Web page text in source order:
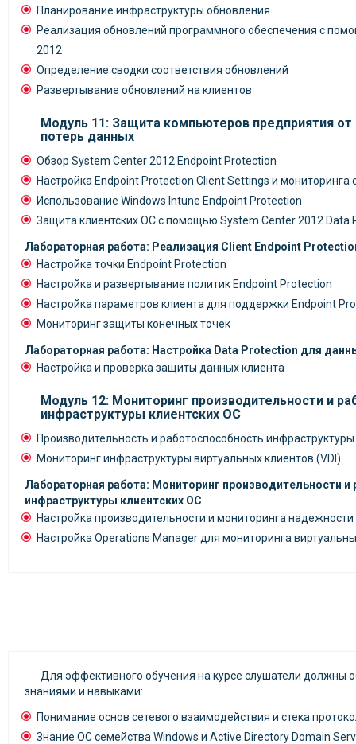
Планирование инфраструктуры обновления
Реализация обновлений программного обеспечения с
2012
Определение сводки соответствия обновлений
Развертывание обновлений на клиентов
Модуль 11: Защита компьютеров предприятия
потерь данных
Обзор System Center 2012 Endpoint Protection
Настройка Endpoint Protection Client Settings и мониторинга
Использование Windows Intune Endpoint Protection
Защита клиентских ОС с помощью System Center 2012 Data
Лабораторная работа: Реализация Client Endpoint
Настройка точки Endpoint Protection
Настройка и развертывание политик Endpoint Protection
Настройка параметров клиента для поддержки Endpoint
Мониторинг защиты конечных точек
Лабораторная работа: Настройка Data Protection для
Настройка и проверка защиты данных клиента
Модуль 12: Мониторинг производительности и
инфраструктуры клиентских ОС
Производительность и работоспособность
Мониторинг инфраструктуры виртуальных клиентов (VDI)
Лабораторная работа: Мониторинг производительности и
инфраструктуры клиентских ОС
Настройка производительности и мониторинга
Настройка Operations Manager для мониторинга
Для эффективного обучения на курсе слушатели должны
знаниями и навыками:
Понимание основ сетевого взаимодействия и стека
Знание ОС семейства Windows и Active Directory Domain